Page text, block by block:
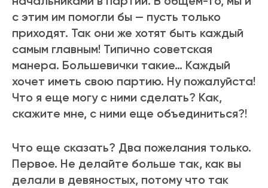
с этим им помогли бы — пусть только
приходят. Так они же хотят быть каждый
самым главным! Типично советская
манера. Большевички такие… Каждый
хочет иметь свою партию. Ну пожалуйста!
Что я еще могу с ними сделать? Как,
скажите мне, с ними еще объединиться?!
Что еще сказать? Два пожелания только.
Первое. Не делайте больше так, как вы
делали в девяностых, потому что так